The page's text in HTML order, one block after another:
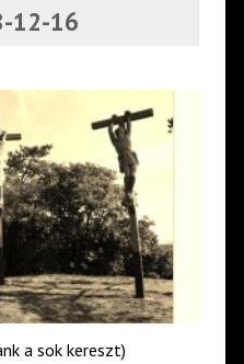
12-16
a sok kereszt)